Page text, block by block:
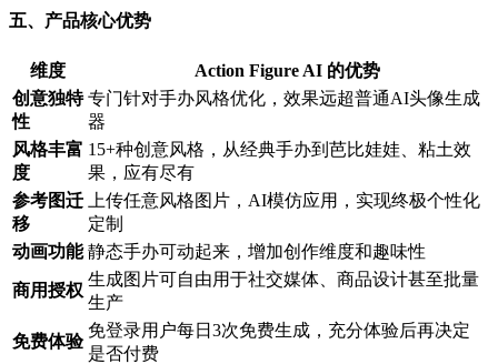
五、产品核心优势
维度
Action Figure AI 的优势
创意独特
性
专门针对手办风格优化，效果远超普通AI头像生成
器
风格丰富
度
15+种创意风格，从经典手办到芭比娃娃、粘土效
果，应有尽有
参考图迁
移
上传任意风格图片，AI模仿应用，实现终极个性化
定制
动画功能 静态手办可动起来，增加创作维度和趣味性
商用授权
生成图片可自由用于社交媒体、商品设计甚至批量
生产
免费体验
免登录用户每日3次免费生成，充分体验后再决定
是否付费